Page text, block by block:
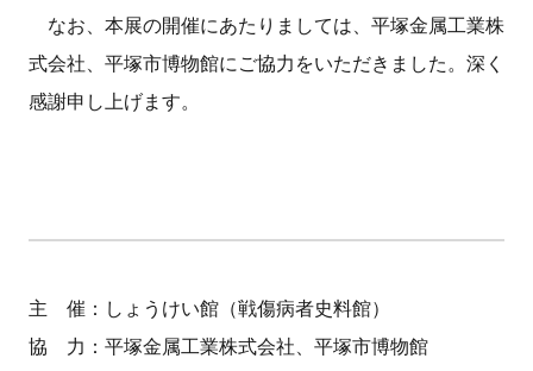
なお、本展の開催にあたりましては、平塚金属工業株
式会社、平塚市博物館にご協力をいただきました。深く
感謝申し上げます。
主 催：しょうけい館（戦傷病者史料館）
協 力：平塚金属工業株式会社、平塚市博物館